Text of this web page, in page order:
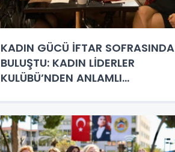
KADIN GÜCÜ İFTAR SOFRASINDA
BULUŞTU: KADIN LİDERLER
KULÜBÜ’NDEN ANLAMLI